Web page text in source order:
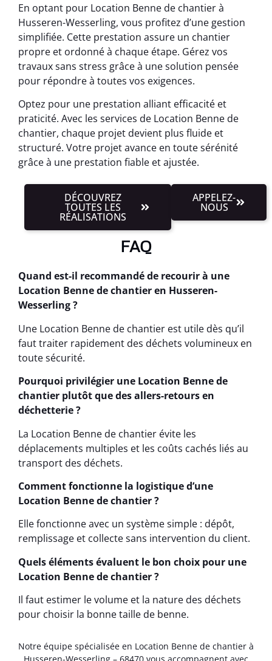
En optant pour Location Benne de chantier à
Husseren-Wesserling, vous profitez d’une gestion
simplifiée. Cette prestation assure un chantier
propre et ordonné à chaque étape. Gérez vos
travaux sans stress grâce à une solution pensée
pour répondre à toutes vos exigences.
Optez pour une prestation alliant efficacité et
praticité. Avec les services de Location Benne de
chantier, chaque projet devient plus fluide et
structuré. Votre projet avance en toute sérénité
grâce à une prestation fiable et ajustée.
DÉCOUVREZ
TOUTES LES
RÉALISATIONS
APPELEZ-
NOUS
FAQ
Quand est-il recommandé de recourir à une
Location Benne de chantier en Husseren-
Wesserling ?
Une Location Benne de chantier est utile dès qu’il
faut traiter rapidement des déchets volumineux en
toute sécurité.
Pourquoi privilégier une Location Benne de
chantier plutôt que des allers-retours en
déchetterie ?
La Location Benne de chantier évite les
déplacements multiples et les coûts cachés liés au
transport des déchets.
Comment fonctionne la logistique d’une
Location Benne de chantier ?
Elle fonctionne avec un système simple : dépôt,
remplissage et collecte sans intervention du client.
Quels éléments évaluent le bon choix pour une
Location Benne de chantier ?
Il faut estimer le volume et la nature des déchets
pour choisir la bonne taille de benne.
Notre équipe spécialisée en Location Benne de chantier à